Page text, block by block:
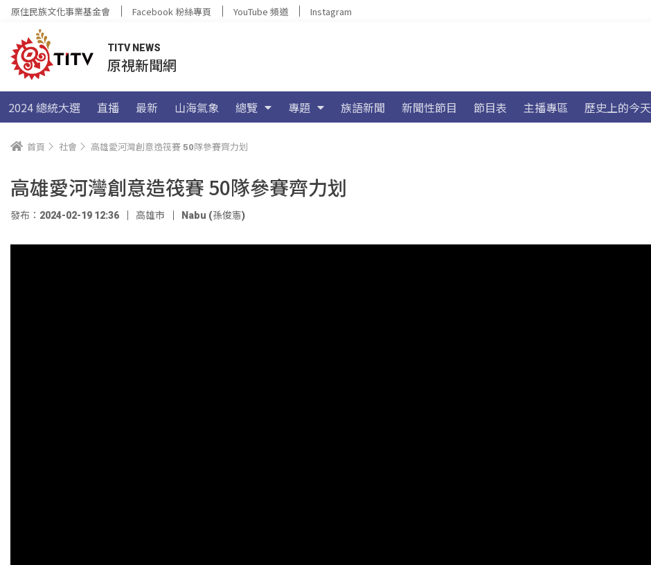
原住民族文化事業基金會 Facebook 粉絲專頁 YouTube 頻道 Instagram
TITV NEWS
原視新聞網
2024 總統大選 直播 最新 山海氣象 總覽 專題 族語新聞 新聞性節目 節目表 主播專區 歷史上的今天
首頁 社會 高雄愛河灣創意造筏賽 50隊參賽齊力划
高雄愛河灣創意造筏賽 50隊參賽齊力划
發布：2024-02-19 12:36 高雄市 Nabu (孫俊憲)